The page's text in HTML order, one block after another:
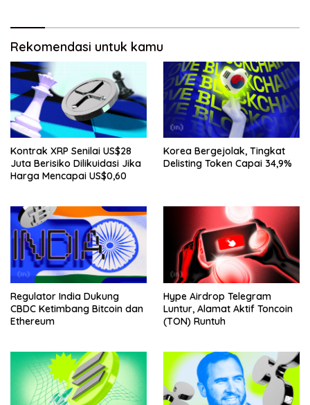
Rekomendasi untuk kamu
Kontrak XRP Senilai US$28
Juta Berisiko Dilikuidasi Jika
Harga Mencapai US$0,60
Korea Bergejolak, Tingkat
Delisting Token Capai 34,9%
Regulator India Dukung
CBDC Ketimbang Bitcoin dan
Ethereum
Hype Airdrop Telegram
Luntur, Alamat Aktif Toncoin
(TON) Runtuh